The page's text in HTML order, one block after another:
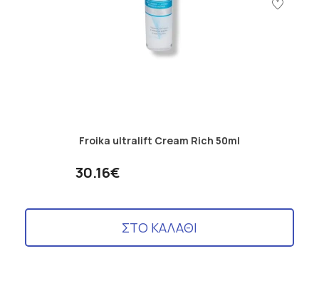
Froika ultralift Cream Rich 50ml
30.16€
ΣΤΟ ΚΑΛΑΘΙ